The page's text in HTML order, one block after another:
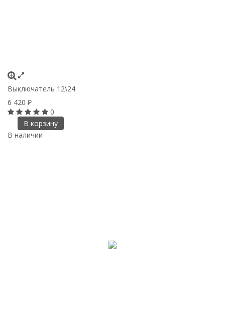
Выключатель 12\24
6 420 ₽
0
В корзину
В наличии